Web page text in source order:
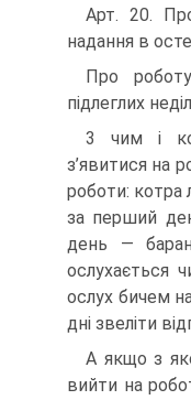
Арт. 20.
надання в
Про
підлеглих
3 чим і
з’явитися на
роботи: котра
за перший
день —
ослухається
ослух бичем
дні звеліти
A якщо з
вийти на